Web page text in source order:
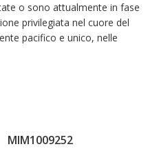
o sono attualmente in fase
privilegiata nel cuore del
pacifico e unico, nelle
luoghi emblematici come La
e trasversale, con
e vista senza ostacoli
MIM1009252